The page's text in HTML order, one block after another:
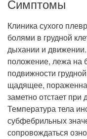
Симптомы
Клиника сухого
болями в грудной
дыхании и
положение, лежа на
подвижности
щадящее,
заметно отстает
Температура тела
субфебрильных
сопровождаться